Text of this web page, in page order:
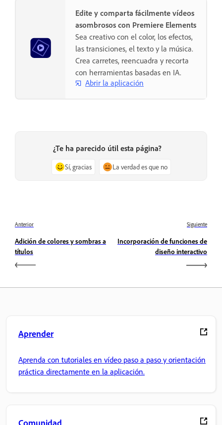
Edite y comparta fácilmente vídeos
asombrosos con Premiere Elements
Sea creativo con el color, los efectos,
las transiciones, el texto y la música.
Crea carretes, reencuadra y recorta
con herramientas basadas en IA.
Abrir la aplicación
¿Te ha parecido útil esta página?
Sí, gracias La verdad es que no
Anterior
Adición de colores y sombras a
títulos
Siguiente
Incorporación de funciones de
diseño interactivo
Aprender
Aprenda con tutoriales en vídeo paso a paso y orientación
práctica directamente en la aplicación.
Comunidad